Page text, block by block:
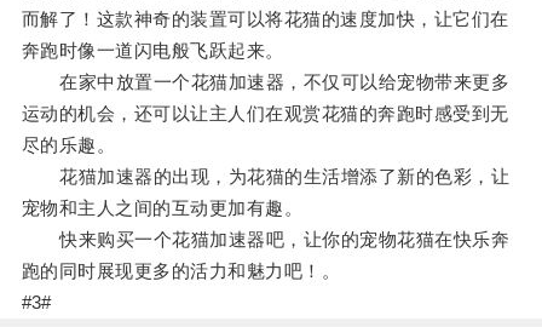
而解了！这款神奇的装置可以将花猫的速度加快，让它们在
奔跑时像一道闪电般飞跃起来。
在家中放置一个花猫加速器，不仅可以给宠物带来更多
运动的机会，还可以让主人们在观赏花猫的奔跑时感受到无
尽的乐趣。
花猫加速器的出现，为花猫的生活增添了新的色彩，让
宠物和主人之间的互动更加有趣。
快来购买一个花猫加速器吧，让你的宠物花猫在快乐奔
跑的同时展现更多的活力和魅力吧！。
#3#